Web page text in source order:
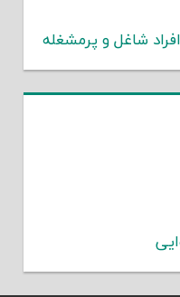
شاغل و پرمشغله